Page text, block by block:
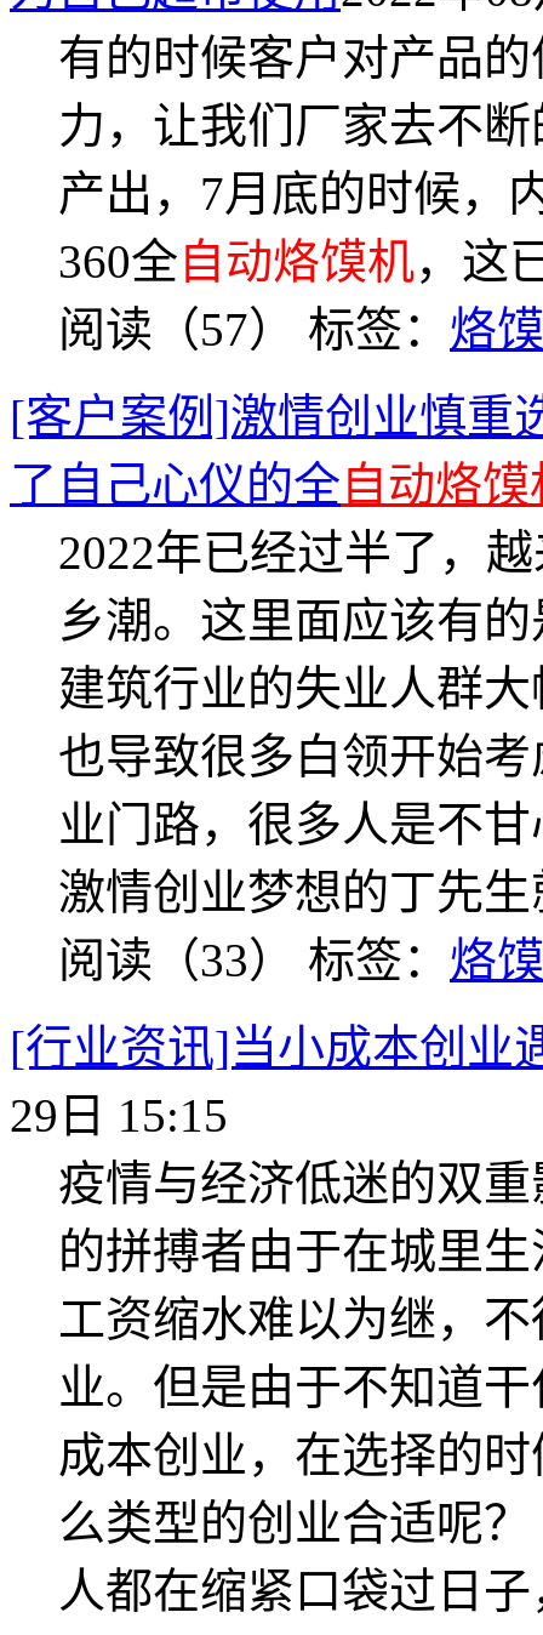
有的时候客户对产品
力，让我们厂家去不
产出，7月底的时候，
360全自动烙馍机，这
阅读（57） 标签： 烙
[客户案例]激情创业慎重
了自己心仪的全自动烙馍
2022年已经过半了，
乡潮。这里面应该有
建筑行业的失业人群
也导致很多白领开始
业门路，很多人是不
激情创业梦想的丁先
阅读（33） 标签： 烙
[行业资讯]当小成本创业
29日 15:15
疫情与经济低迷的双
的拼搏者由于在城里
工资缩水难以为继，
业。但是由于不知道
成本创业，在选择的
么类型的创业合适呢
人都在缩紧口袋过日